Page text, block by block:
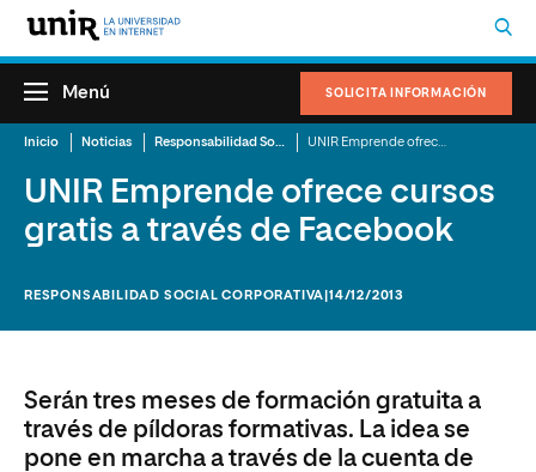
SOLICITA INFORMACIÓN
Menú
Inicio Noticias Responsabilidad Social Corporativa
UNIR Emprende ofrece cursos
gratis a través de Facebook
RESPONSABILIDAD SOCIAL CORPORATIVA |14/12/2013
Serán tres meses de formación gratuita a
través de píldoras formativas. La idea se
pone en marcha a través de la cuenta de